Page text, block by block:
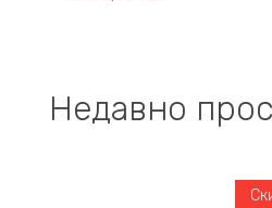
Недавно